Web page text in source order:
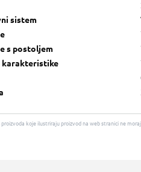
sistem
s postoljem
karakteristike
proizvoda koje ilustriraju proizvod na web stranici ne